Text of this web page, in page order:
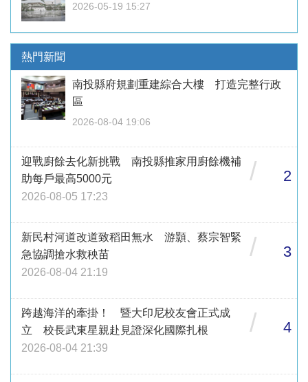
2026-05-19 15:27
熱門新聞
南投縣府規劃重建綜合大樓 打造完整行政
區
2026-08-04 19:06
迎戰廚餘去化新挑戰 南投縣推家用廚餘機補
助每戶最高5000元
2026-08-05 17:23
/ 2
新民村河道改道致稻田無水 游顥、蔡宗智緊
急協調搶水救秧苗
2026-08-04 21:19
/ 3
跨越海洋的牽掛！ 暨大印尼校友會正式成
立 校長武東星親赴見證深化國際扎根
2026-08-04 21:39
/ 4